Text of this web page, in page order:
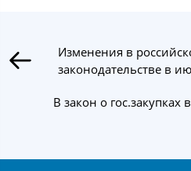
Изменения в
законодательстве в
В закон о